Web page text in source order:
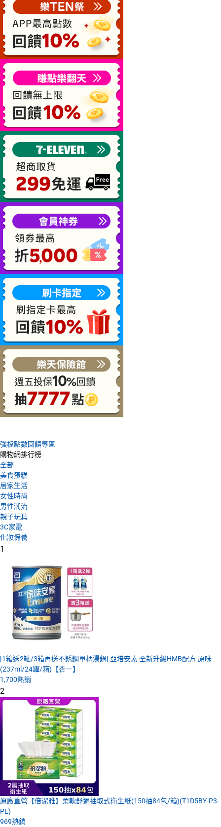
強檔點數回饋專區
購物網排行榜
全部
美食蛋糕
居家生活
女性時尚
男性潮流
親子玩具
3C家電
化妝保養
1
[1箱送2罐/3箱再送不銹鋼單柄湯鍋] 亞培安素 全新升級HMB配方-原味
(237ml/24罐/箱)【杏一】
1,700熱銷
2
原廠直營【倍潔雅】柔軟舒適抽取式衛生紙(150抽84包/箱)(T1D5BY-P3-
PE)
969熱銷